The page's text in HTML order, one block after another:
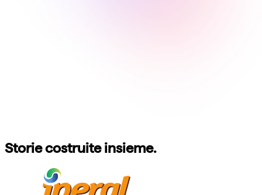
Storie costruite insieme.